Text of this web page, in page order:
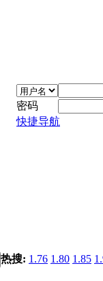
密码
快捷导航
热搜: 1.76 1.80 1.85